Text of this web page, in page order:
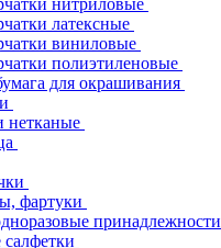
нитриловые
латексные
виниловые
полиэтиленовые
для окрашивания
нетканые
фартуки
принадлежности